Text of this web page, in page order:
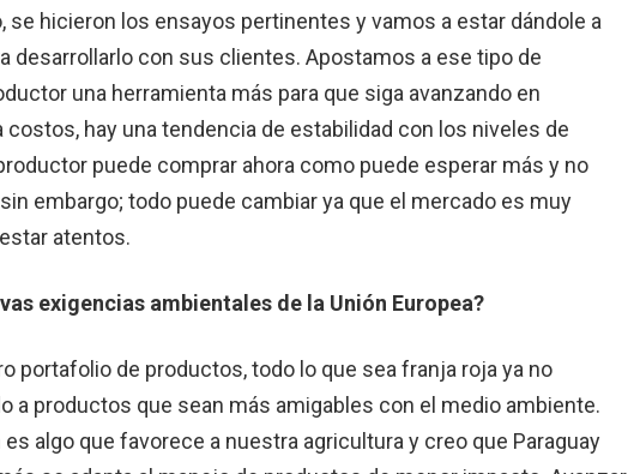
se hicieron los ensayos pertinentes y vamos a estar dándole a
desarrollarlo con sus clientes. Apostamos a ese tipo de
una herramienta más para que siga avanzando en
costos, hay una tendencia de estabilidad con los niveles de
puede comprar ahora como puede esperar más y no
embargo; todo puede cambiar ya que el mercado es muy
atentos.
exigencias ambientales de la Unión Europea?
portafolio de productos, todo lo que sea franja roja ya no
a productos que sean más amigables con el medio ambiente.
algo que favorece a nuestra agricultura y creo que Paraguay